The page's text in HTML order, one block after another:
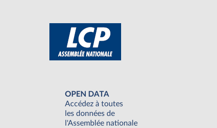
OPEN DATA
Accédez à toutes
les données de
l'Assemblée nationale